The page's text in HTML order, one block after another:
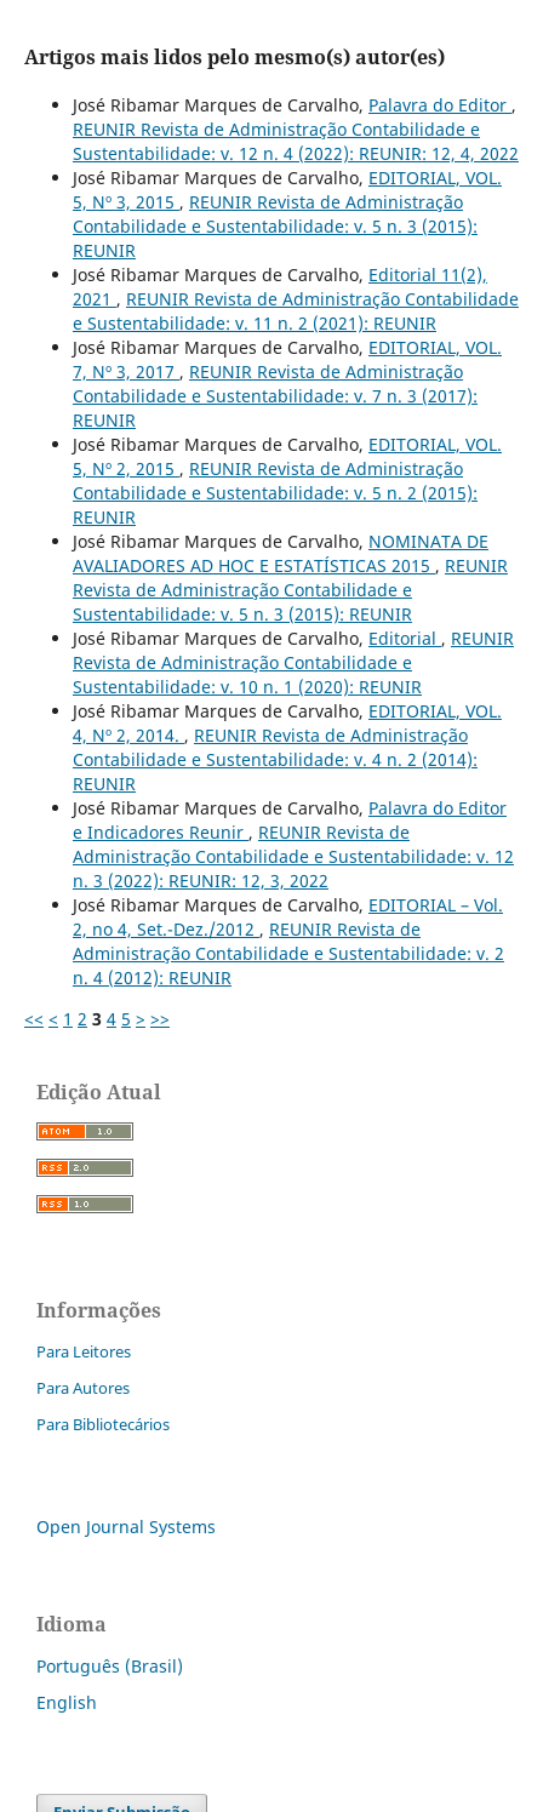
Artigos mais lidos pelo mesmo(s) autor(es)
José Ribamar Marques de Carvalho, Palavra do Editor ,
REUNIR Revista de Administração Contabilidade e
Sustentabilidade: v. 12 n. 4 (2022): REUNIR: 12, 4, 2022
José Ribamar Marques de Carvalho, EDITORIAL, VOL.
5, Nº 3, 2015 , REUNIR Revista de Administração
Contabilidade e Sustentabilidade: v. 5 n. 3 (2015):
REUNIR
José Ribamar Marques de Carvalho, Editorial 11(2),
2021 , REUNIR Revista de Administração Contabilidade
e Sustentabilidade: v. 11 n. 2 (2021): REUNIR
José Ribamar Marques de Carvalho, EDITORIAL, VOL.
7, Nº 3, 2017 , REUNIR Revista de Administração
Contabilidade e Sustentabilidade: v. 7 n. 3 (2017):
REUNIR
José Ribamar Marques de Carvalho, EDITORIAL, VOL.
5, Nº 2, 2015 , REUNIR Revista de Administração
Contabilidade e Sustentabilidade: v. 5 n. 2 (2015):
REUNIR
José Ribamar Marques de Carvalho, NOMINATA DE
AVALIADORES AD HOC E ESTATÍSTICAS 2015 , REUNIR
Revista de Administração Contabilidade e
Sustentabilidade: v. 5 n. 3 (2015): REUNIR
José Ribamar Marques de Carvalho, Editorial , REUNIR
Revista de Administração Contabilidade e
Sustentabilidade: v. 10 n. 1 (2020): REUNIR
José Ribamar Marques de Carvalho, EDITORIAL, VOL.
4, Nº 2, 2014. , REUNIR Revista de Administração
Contabilidade e Sustentabilidade: v. 4 n. 2 (2014):
REUNIR
José Ribamar Marques de Carvalho, Palavra do Editor
e Indicadores Reunir , REUNIR Revista de
Administração Contabilidade e Sustentabilidade: v. 12
n. 3 (2022): REUNIR: 12, 3, 2022
José Ribamar Marques de Carvalho, EDITORIAL – Vol.
2, no 4, Set.-Dez./2012 , REUNIR Revista de
Administração Contabilidade e Sustentabilidade: v. 2
n. 4 (2012): REUNIR
<< < 1 2 3 4 5 > >>
Edição Atual
Informações
Para Leitores
Para Autores
Para Bibliotecários
Open Journal Systems
Idioma
Português (Brasil)
English